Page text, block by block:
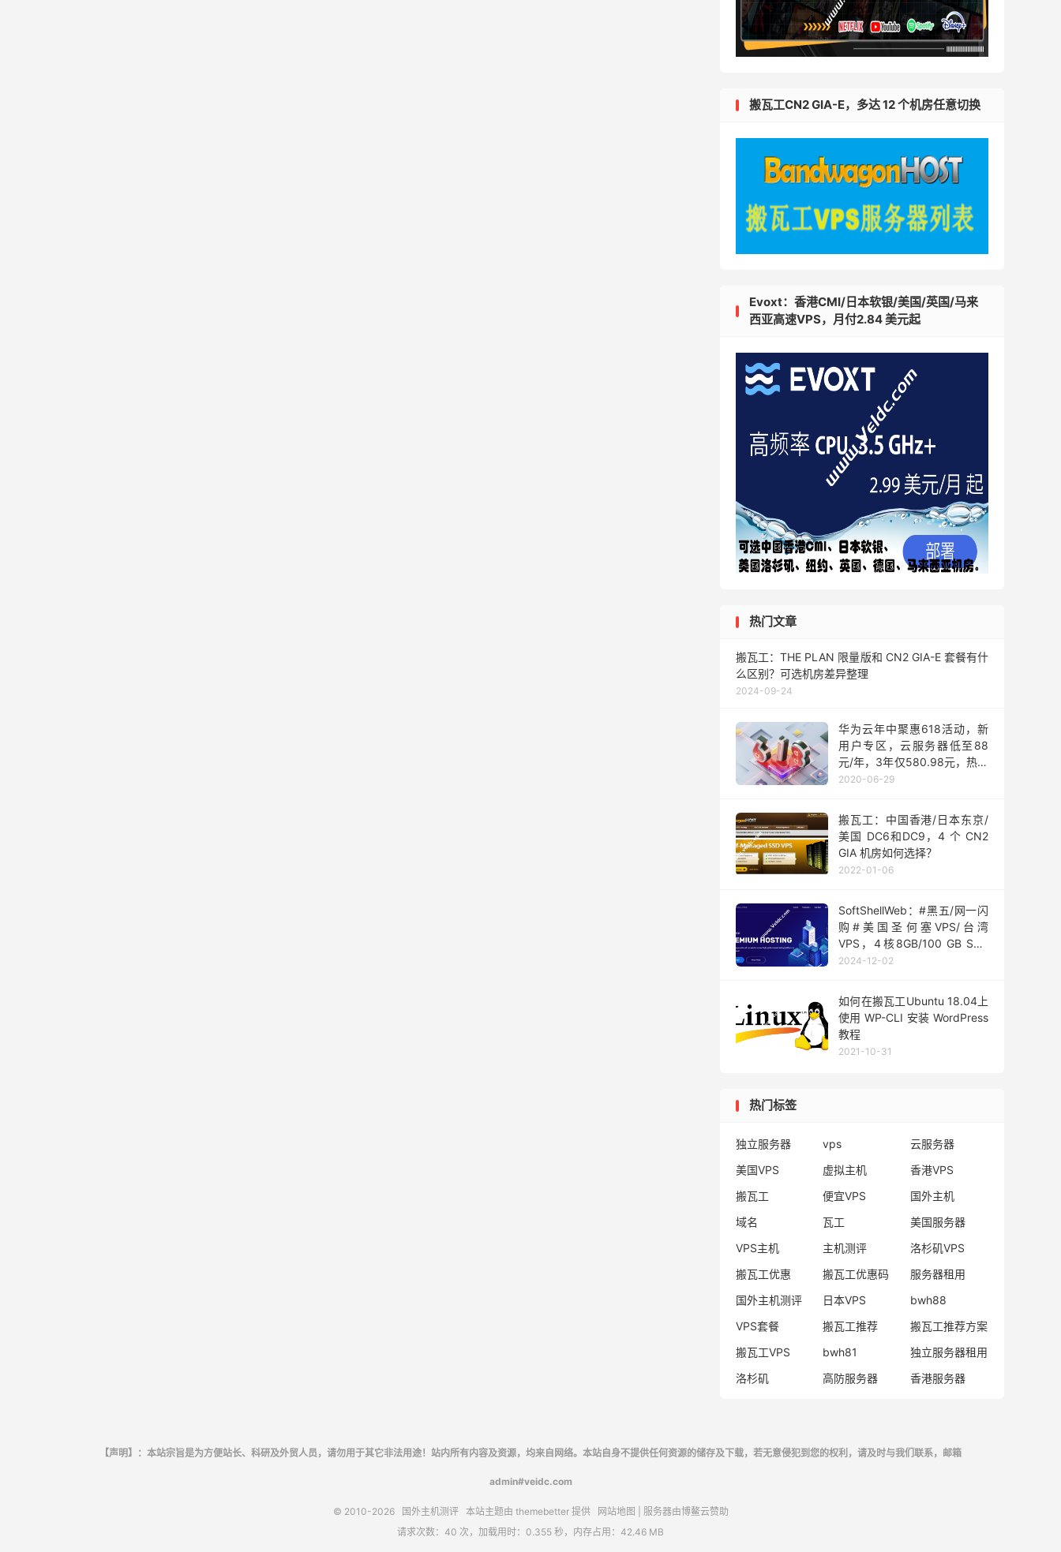
搬瓦工CN2 GIA-E，多达 12 个机房任意切换
Evoxt：香港CMI/日本软银/美国/英国/马来
西亚高速VPS，月付2.84 美元起
热门文章
搬瓦工：THE PLAN 限量版和 CN2 GIA-E 套餐有什
么区别？可选机房差异整理
2024-09-24
华为云年中聚惠618活动，新
用户专区，云服务器低至88
元/年，3年仅580.98元，热销
抢购中，最后2天！
2020-06-29
搬瓦工：中国香港/日本东京/
美国 DC6和DC9，4 个 CN2
GIA 机房如何选择？
2022-01-06
SoftShellWeb：#黑五/网一闪
购#美国圣何塞VPS/台湾
VPS，4核8GB/100 GB SSD
存储，1Gbps@8 TB，月付$7
2024-12-02
如何在搬瓦工Ubuntu 18.04上
使用 WP-CLI 安装 WordPress
教程
2021-10-31
热门标签
独立服务器 vps
云服务器
美国VPS
虚拟主机
香港VPS
搬瓦工
便宜VPS
国外主机
域名
瓦工
美国服务器
VPS主机
主机测评
洛杉矶VPS
搬瓦工优惠
搬瓦工优惠码
服务器租用
国外主机测评
日本VPS
bwh88
VPS套餐
搬瓦工推荐
搬瓦工推荐方案
搬瓦工VPS
bwh81
独立服务器租用
洛杉矶
高防服务器 香港服务器
【声明】：本站宗旨是为方便站长、科研及外贸人员，请勿用于其它非法用途！站内所有内容及资源，均来自网络。本站自身不提供任何资源的储存及下载，若无意侵犯到您的权利，请及时与我们联系，邮箱
admin#veidc.com
© 2010-2026 国外主机测评本站主题由 themebetter提供 网站地图 | 服务器由博鳌云赞助
请求次数：40 次，加载用时：0.355 秒，内存占用：42.46 MB